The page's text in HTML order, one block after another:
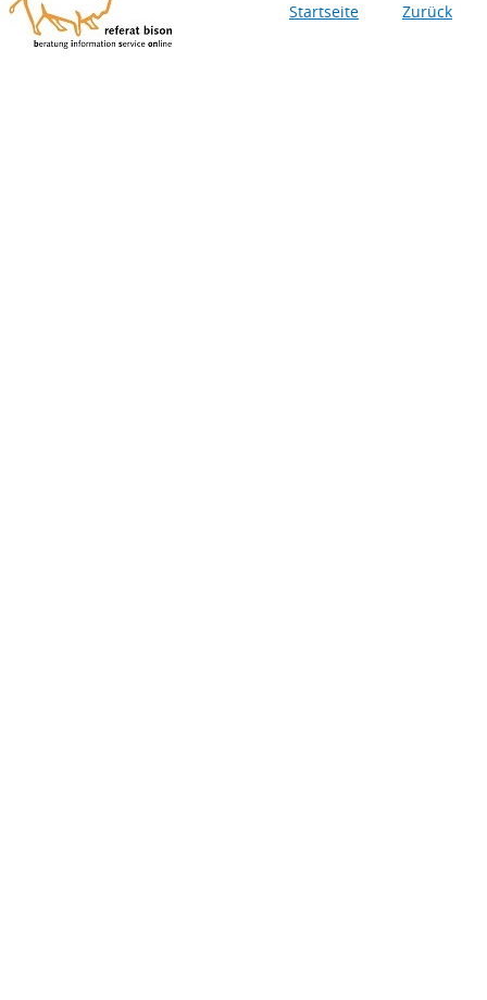
Startseite Zurück